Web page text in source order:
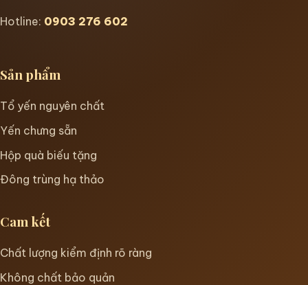
Hotline: 0903 276 602
Sản phẩm
Tổ yến nguyên chất
Yến chưng sẵn
Hộp quà biếu tặng
Đông trùng hạ thảo
Cam kết
Chất lượng kiểm định rõ ràng
Không chất bảo quản